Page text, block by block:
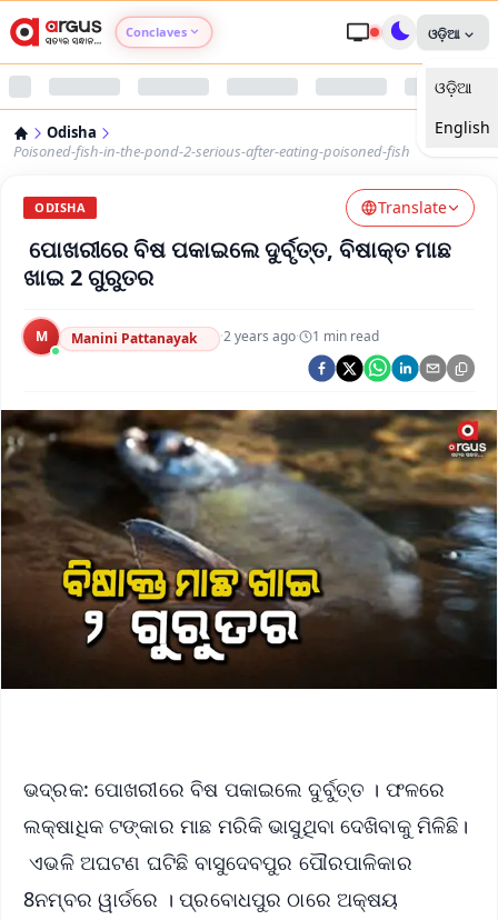
Conclaves
Argus Nari Shakti
Argus Health Connect
Argus Swaad Odisha
Argus Chalo Dekhein Apna Desh
ଓଡ଼ିଆ
ଓଡ଼ିଆ
English
Odisha
Poisoned-fish-in-the-pond-2-serious-after-eating-poisoned-fish
ODISHA Translate
ପୋଖରୀରେ ବିଷ ପକାଇଲେ ଦୁର୍ବୃତ୍ତ, ବିଷାକ୍ତ ମାଛ
ଖାଇ 2 ଗୁରୁତର
M Manini Pattanayak ·2 years ago· 1 min read
ଭଦ୍ରକ: ପୋଖରୀରେ ବିଷ ପକାଇଲେ ଦୁର୍ବୁତ୍ତ । ଫଳରେ
ଲକ୍ଷାଧିକ ଟଙ୍କାର ମାଛ ମରିକି ଭାସୁଥିବା ଦେଖିବାକୁ ମିଳିଛି।
ଏଭଳି ଅଘଟଣ ଘଟିଛି ବାସୁଦେବପୁର ପୌରପାଳିକାର
8ନମ୍ବର ୱାର୍ଡରେ । ପ୍ରବୋଧପୁର ଠାରେ ଅକ୍ଷୟ